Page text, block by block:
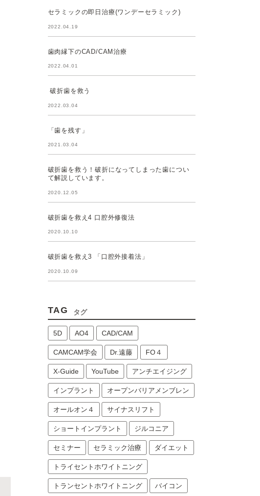
セラミックの即日治療(ワンデーセラミック)
2022.04.19
歯肉縁下のCAD/CAM治療
2022.04.01
破折歯を救う
2022.03.04
「歯を残す」
2021.03.04
破折歯を救う！破折になってしまった歯につい
て解説しています。
2020.12.05
破折歯を救え4 口腔外修復法
2020.10.10
破折歯を救え3 「口腔外接着法」
2020.10.09
TAG タグ
5D AO4 CAD/CAM
CAMCAM学会 Dr.遠藤 FO４
X-Guide YouTube アンチエイジング
インプラント オープンバリアメンブレン
オールオン４ サイナスリフト
ショートインプラント ジルコニア
セミナー セラミック治療 ダイエット
トライセントホワイトニング
トランセントホワイトニング バイコン